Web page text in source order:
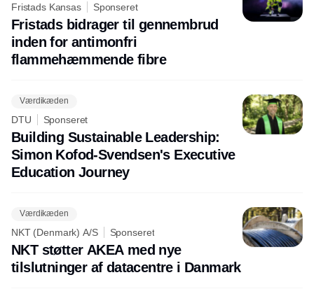
Fristads Kansas Sponseret
Fristads bidrager til gennembrud
inden for antimonfri
flammehæmmende fibre
Værdikæden
DTU Sponseret
Building Sustainable Leadership:
Simon Kofod-Svendsen's Executive
Education Journey
Værdikæden
NKT (Denmark) A/S Sponseret
NKT støtter AKEA med nye
tilslutninger af datacentre i Danmark